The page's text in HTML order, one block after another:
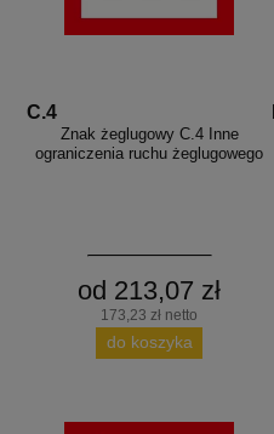
C.4
Znak żeglugowy C.4 Inne
ograniczenia ruchu żeglugowego
od 213,07 zł
173,23 zł netto
do koszyka